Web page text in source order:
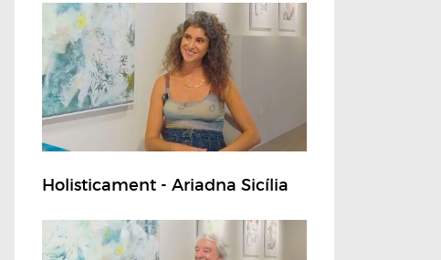
Holisticament - Ariadna Sicília